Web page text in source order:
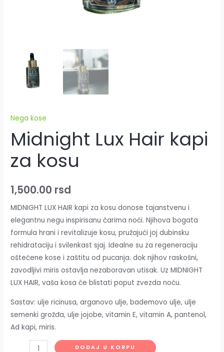
Nega kose
Midnight Lux Hair kapi
za kosu
1,500.00 rsd
MIDNIGHT LUX HAIR kapi za kosu donose tajanstvenu i
elegantnu negu inspirisanu čarima noći. Njihova bogata
formula hrani i revitalizuje kosu, pružajući joj dubinsku
rehidrataciju i svilenkast sjaj. Idealne su za regeneraciju
oštećene kose i zaštitu od pucanja. dok njihov raskošni,
zavodljivi miris ostavlja nezaboravan utisak. Uz MIDNIGHT
LUX HAIR, vaša kosa će blistati poput zvezda noću.
Sastav: ulje ricinusa, arganovo ulje, bademovo ulje, ulje
semenki grožđa, ulje jojobe, vitamin E, vitamin A, pantenol,
Ad kapi, miris.
DODAJ U KORPU